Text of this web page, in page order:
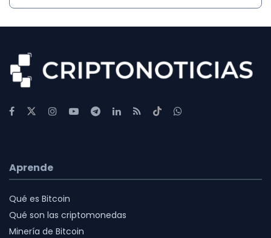
Aprende
Qué es Bitcoin
Qué son las criptomonedas
Minería de Bitcoin